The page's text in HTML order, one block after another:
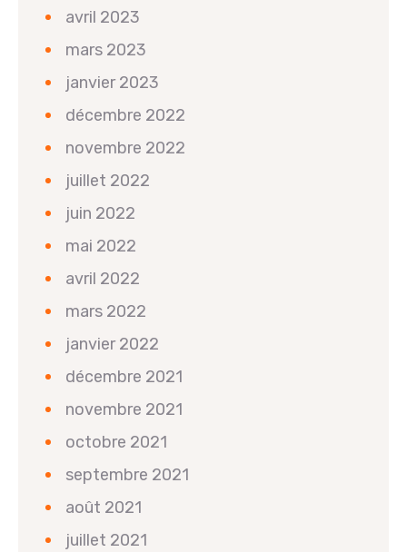
avril 2023
mars 2023
janvier 2023
décembre 2022
novembre 2022
juillet 2022
juin 2022
mai 2022
avril 2022
mars 2022
janvier 2022
décembre 2021
novembre 2021
octobre 2021
septembre 2021
août 2021
juillet 2021